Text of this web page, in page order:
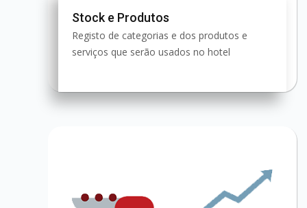
Stock e Produtos
Registo de categorias e dos produtos e
serviços que serão usados no hotel